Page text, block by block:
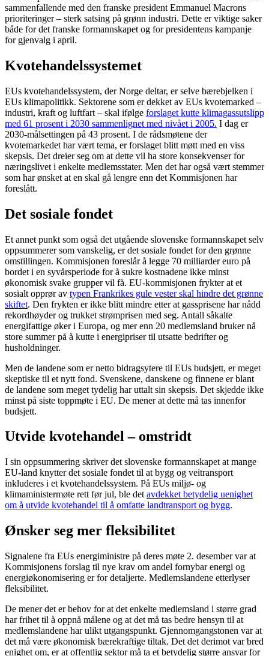
sammenfallende med den franske president Emmanuel Macrons
prioriteringer – sterk satsing på grønn industri. Dette er viktige saker
både for det franske formannskapet og for presidentens kampanje
for gjenvalg i april.
Kvotehandelssystemet
EUs kvotehandelssystem, der Norge deltar, er selve bærebjelken i
EUs klimapolitikk. Sektorene som er dekket av EUs kvotemarked –
industri, kraft og luftfart – skal ifølge forslaget kutte klimagassutslipp
med 61 prosent i 2030 sammenlignet med nivået i 2005. I dag er
2030-målsettingen på 43 prosent. I de rådsmøtene der
kvotemarkedet har vært tema, er forslaget blitt møtt med en viss
skepsis. Det dreier seg om at dette vil ha store konsekvenser for
næringslivet i enkelte medlemsstater. Men det har også vært stemmer
som har ønsket at en skal gå lengre enn det Kommisjonen har
foreslått.
Det sosiale fondet
Et annet punkt som også det utgående slovenske formannskapet selv
oppsummerer som vanskelig, er det sosiale fondet for den grønne
omstillingen. Kommisjonen foreslår å legge 70 milliarder euro på
bordet i en syvårsperiode for å sukre kostnadene ikke minst
økonomisk svake grupper vil få. EU-kommisjonen frykter at et
sosialt opprør av typen Frankrikes gule vester skal hindre det grønne
skiftet. Den frykten er ikke blitt mindre etter at gassprisene har nådd
rekordhøyder og trukket strømprisen med seg. Antall såkalte
energifattige øker i Europa, og mer enn 20 medlemsland bruker nå
store summer på å kutte i energipriser til utsatte bedrifter og
husholdninger.
Men de landene som er netto bidragsytere til EUs budsjett, er meget
skeptiske til et nytt fond. Svenskene, danskene og finnene er blant
de landene som meget tydelig har uttalt sin skepsis. Det skjedde ikke
minst på siste toppmøte i EU. De mener at dette må tas innenfor
budsjett.
Utvide kvotehandel – omstridt
I sin oppsummering skriver det slovenske formannskapet at mange
EU-land knytter det sosiale fondet til at bygg og veitransport
inkluderes i et kvotehandelssystem. På EUs miljø- og
klimaministermøte rett før jul, ble det avdekket betydelig uenighet
om å utvide kvotehandel til å omfatte landtransport og bygg.
Ønsker seg mer fleksibilitet
Signalene fra EUs energiministre på deres møte 2. desember var at
Kommisjonens forslag til nye krav om andel fornybar energi og
energiøkonomisering er for detaljerte. Medlemslandene etterlyser
fleksibilitet.
De mener det er behov for at det enkelte medlemsland i større grad
har frihet til å oppnå målene og at det må tas bedre hensyn til at
medlemslandene har ulikt utgangspunkt. Gjennomgangstonen var at
det må være økonomisk bærekraftige tiltak. Det det derimot var bred
enighet om, er at offentlig sektor må ta et betydelig større ansvar for